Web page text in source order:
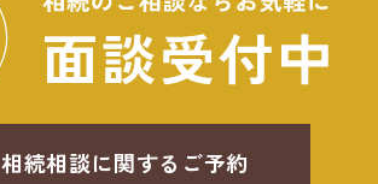
相続相談に関するご予約